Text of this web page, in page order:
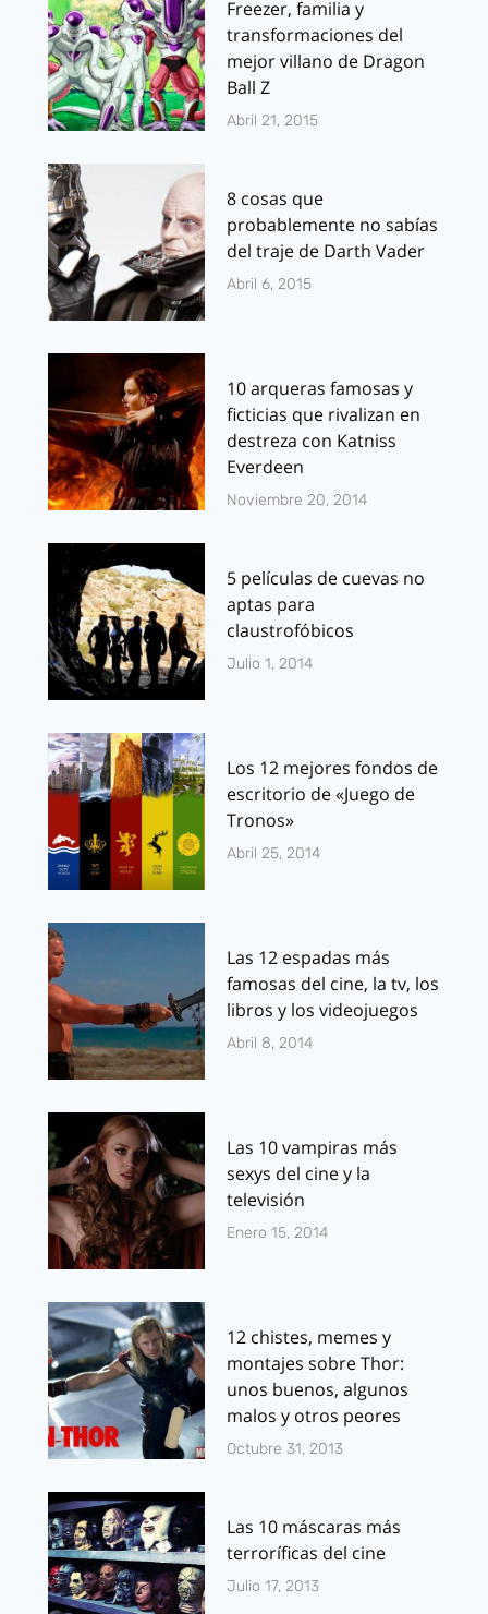
Freezer, familia y
transformaciones del
mejor villano de Dragon
Ball Z
Abril 21, 2015
8 cosas que
probablemente no sabías
del traje de Darth Vader
Abril 6, 2015
10 arqueras famosas y
ficticias que rivalizan en
destreza con Katniss
Everdeen
Noviembre 20, 2014
5 películas de cuevas no
aptas para
claustrofóbicos
Julio 1, 2014
Los 12 mejores fondos de
escritorio de «Juego de
Tronos»
Abril 25, 2014
Las 12 espadas más
famosas del cine, la tv, los
libros y los videojuegos
Abril 8, 2014
Las 10 vampiras más
sexys del cine y la
televisión
Enero 15, 2014
12 chistes, memes y
montajes sobre Thor:
unos buenos, algunos
malos y otros peores
Octubre 31, 2013
Las 10 máscaras más
terroríficas del cine
Julio 17, 2013